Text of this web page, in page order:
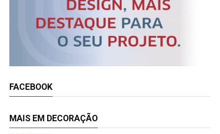
FACEBOOK
MAIS EM DECORAÇÃO